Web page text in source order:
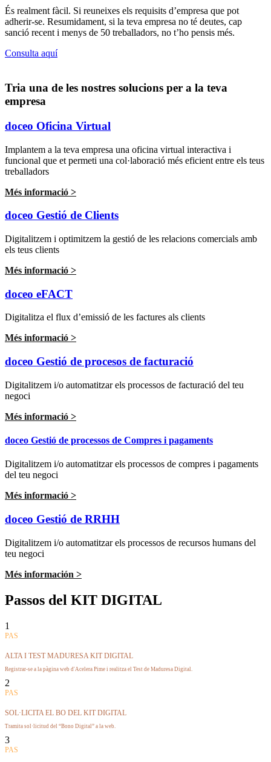
És realment fàcil. Si reuneixes els requisits d’empresa que pot
adherir-se. Resumidament, si la teva empresa no té deutes, cap
sanció recent i menys de 50 treballadors, no t’ho pensis més.
Consulta aquí
Tria una de les nostres solucions per a la teva
empresa
doceo Oficina Virtual
Implantem a la teva empresa una oficina virtual interactiva i
funcional que et permeti una col·laboració més eficient entre els teus
treballadors
Més informació >
doceo Gestió de Clients
Digitalitzem i optimitzem la gestió de les relacions comercials amb
els teus clients
Més informació >
doceo eFACT
Digitalitza el flux d’emissió de les factures als clients
Més informació >
doceo Gestió de procesos de facturació
Digitalitzem i/o automatitzar els processos de facturació del teu
negoci
Més informació >
doceo Gestió de processos de Compres i pagaments
Digitalitzem i/o automatitzar els processos de compres i pagaments
del teu negoci
Més informació >
doceo Gestió de RRHH
Digitalitzem i/o automatitzar els processos de recursos humans del
teu negoci
Més información >
Passos del KIT DIGITAL
1
PAS
ALTA I TEST MADURESA KIT DIGITAL
Registrar-se a la pàgina web d'Acelera Pime i realitza el Test de Maduresa Digital.
2
PAS
SOL·LICITA EL BO DEL KIT DIGITAL
Tramita sol·licitud del “Bono Digital” a la web.
3
PAS